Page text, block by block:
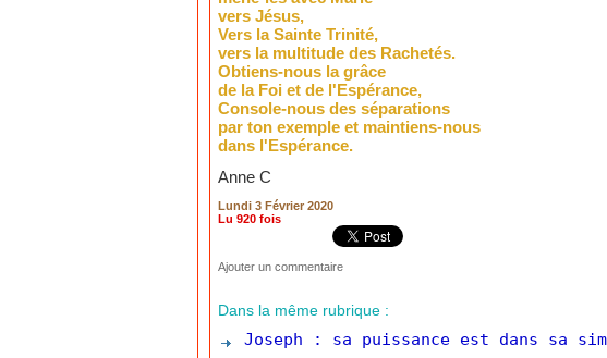
vers Jésus,
Vers la Sainte Trinité,
vers la multitude des Rachetés.
Obtiens-nous la grâce
de la Foi et de l'Espérance,
Console-nous des séparations
par ton exemple et maintiens-nous
dans l'Espérance.
Anne C
Lundi 3 Février 2020
Lu 920 fois
Ajouter un commentaire
Dans la même rubrique :
Joseph : sa puissance est dans sa